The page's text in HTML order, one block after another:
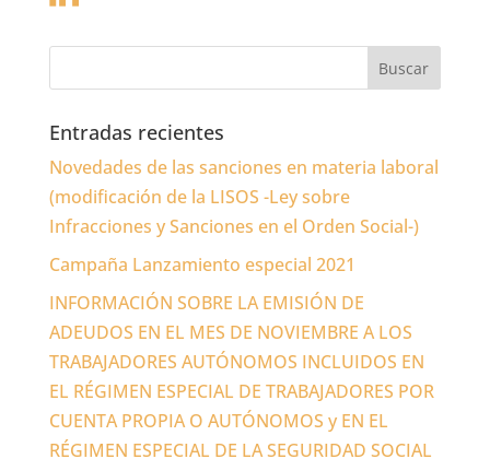
Entradas recientes
Novedades de las sanciones en materia laboral
(modificación de la LISOS -Ley sobre
Infracciones y Sanciones en el Orden Social-)
Campaña Lanzamiento especial 2021
INFORMACIÓN SOBRE LA EMISIÓN DE
ADEUDOS EN EL MES DE NOVIEMBRE A LOS
TRABAJADORES AUTÓNOMOS INCLUIDOS EN
EL RÉGIMEN ESPECIAL DE TRABAJADORES POR
CUENTA PROPIA O AUTÓNOMOS y EN EL
RÉGIMEN ESPECIAL DE LA SEGURIDAD SOCIAL